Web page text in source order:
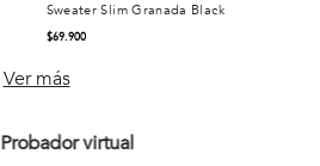
Sweater Slim Granada Black
$69.900
Ver más
Probador virtual